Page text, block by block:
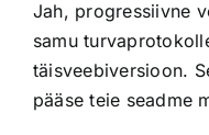
Jah, progressiivne
samu
täisveebiversioon.
pääse teie seadme